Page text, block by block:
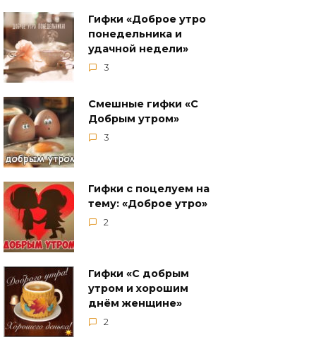
Гифки «Доброе утро
понедельника и
удачной недели»
3
Смешные гифки «С
Добрым утром»
3
Гифки с поцелуем на
тему: «Доброе утро»
2
Гифки «С добрым
утром и хорошим
днём женщине»
2